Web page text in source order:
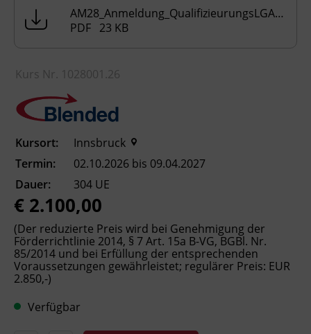
Kinderbetreuungseinrichtung befinden,
empfehlen wir Ihnen, ein
absolvieren, um sich bereits vor Beginn der
mit dem Arbeitsalltag und den Aufgaben
vertraut zu machen.
Bitte senden Sie die erforderlichen
Dokumente anelementarpaedagogik@bfi-
tirol.at
um Ihre Vormerkung abzuschließen.
Sobald wir Ihre Dokumente erhalten und
positiv geprüft haben, senden wir Ihnen gerne
die Anmeldebestätigung zu.
Bei Fragen zu den Voraussetzungen wenden
Sie sich gerne an uns!
AM28_Anmeldung_QualifizieurungsLGAssistenzkrafte_Rev03.pdf
PDF 23 KB
Kurs Nr. 1028001.26
Kursort:
Innsbruck
Termin:
02.10.2026 bis 09.04.2027
Dauer:
304 UE
€ 2.100,00
(Der reduzierte Preis wird bei Genehmigung der
Förderrichtlinie 2014, § 7 Art. 15a B-VG, BGBl. Nr.
85/2014 und bei Erfüllung der entsprechenden
Voraussetzungen gewährleistet; regulärer Preis: EUR
2.850,-)
Verfügbar